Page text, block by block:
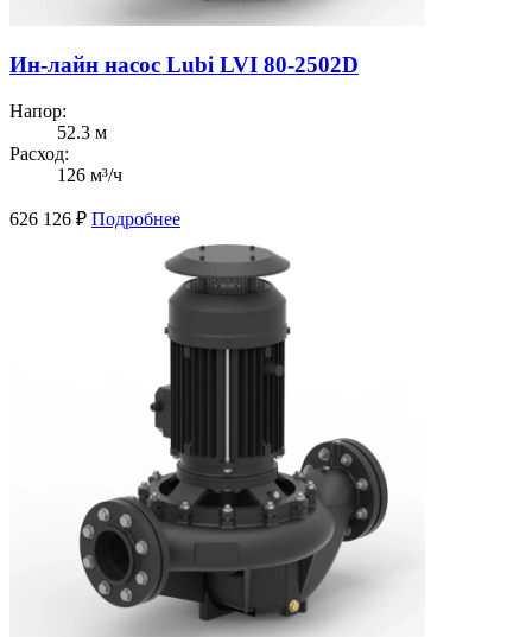
Ин-лайн насос Lubi LVI 80-2502D
Напор:
52.3 м
Расход:
126 м³/ч
626 126 ₽ Подробнее